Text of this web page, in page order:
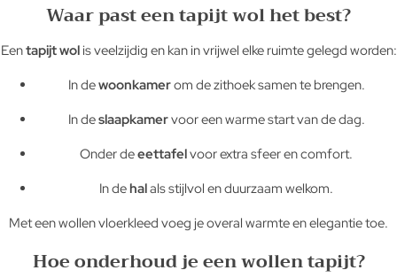
Waar past een tapijt wol het best?
Eentapijt wolis veelzijdig en kan in vrijwel elke ruimte gelegd worden:
In dewoonkamerom de zithoek samen te brengen.
In deslaapkamervoor een warme start van de dag.
Onder deeettafelvoor extra sfeer en comfort.
In dehalals stijlvol en duurzaam welkom.
Met een wollen vloerkleed voeg je overal warmte en elegantie toe.
Hoe onderhoud je een wollen tapijt?